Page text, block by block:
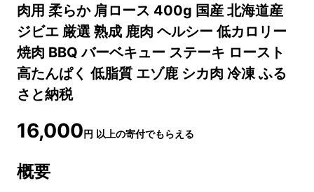
肉用 柔らか 肩ロース 400g 国産 北海道産
ジビエ 厳選 熟成 鹿肉 ヘルシー 低カロリー
焼肉 BBQ バーベキュー ステーキ ロースト
高たんぱく 低脂質 エゾ鹿 シカ肉 冷凍 ふる
さと納税
16,000円 以上の寄付でもらえる
概要